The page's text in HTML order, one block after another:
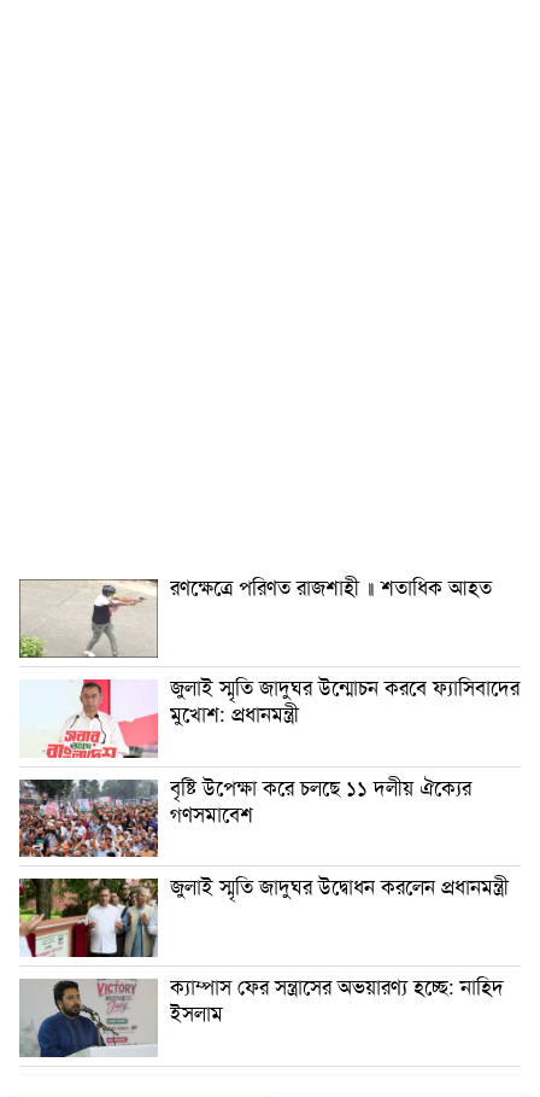
রণক্ষেত্রে পরিণত রাজশাহী ॥ শতাধিক আহত
জুলাই স্মৃতি জাদুঘর উন্মোচন করবে ফ্যাসিবাদের
মুখোশ: প্রধানমন্ত্রী
বৃষ্টি উপেক্ষা করে চলছে ১১ দলীয় ঐক্যের
গণসমাবেশ
জুলাই স্মৃতি জাদুঘর উদ্বোধন করলেন প্রধানমন্ত্রী
ক্যাম্পাস ফের সন্ত্রাসের অভয়ারণ্য হচ্ছে: নাহিদ
ইসলাম